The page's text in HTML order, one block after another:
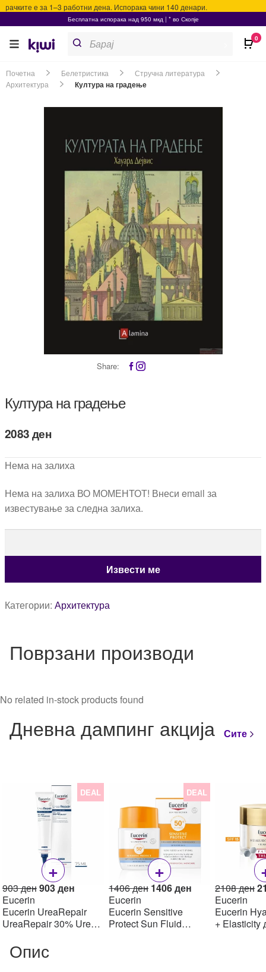
е за 1–3 работни дена. Испорака чини 140 денари.
Бесплатна испорака над 950 мкд | * во Скопје
search
Почетна Белетристика
Стручна литература
Архитектура
Култура на градење
Share:
Култура на градење
2083ден
Нема на залиха
Нема на залиха ВО МОМЕНТОТ! Внеси email за
известување за следна залиха.
Категории: Архитектура
Поврзани производи
No related in-stock products found
Дневна дампинг акција Сите
DEAL
+
903денOriginal
was:
903 ден.
903ден
is:
903 ден.
Eucerin
Eucerin UreaRepair
UreaRepair 30% Urea
30% уреа 75 мл
DEAL
+
1406ден Original
was:
1406 ден.
1406ден Current
1406 ден.
Eucerin
Eucerin Sensitive
Protect Sun Fluid
2108ден
Eucerin
Eucerin
+ Elasticity
Опис
0